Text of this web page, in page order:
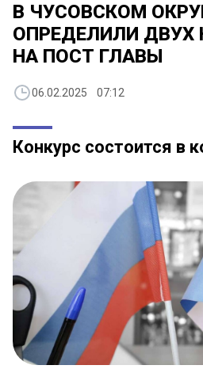
В ЧУСОВСКОМ
ОПРЕДЕЛИЛИ
НА ПОСТ ГЛАВЫ
06.02.2025 07:12
Конкурс состоится в